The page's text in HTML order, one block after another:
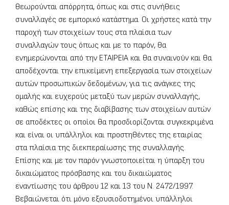
θεωρούνται απόρρητα, όπως και στις συνήθεις
συναλλαγές σε εμπορικό κατάστημα. Οι χρήστες κατά την
παροχή των στοιχείων τους στα πλαίσια των
συναλλαγών τους όπως και με το παρόν, θα
ενημερώνονται από την ΕΤΑΙΡΕΙΑ και θα συναινούν και θα
αποδέχονται την επικείμενη επεξεργασία των στοιχείων
αυτών προσωπικών δεδομένων, για τις ανάγκες της
ομαλής και ευχερούς μεταξύ των μερών συναλλαγής,
καθώς επίσης και της διαβίβασης των στοιχείων αυτών
σε αποδέκτες οι οποίοι θα προσδιορίζονται συγκεκριμένα
και είναι οι υπάλληλοι και προστηθέντες της εταιρίας
στα πλαίσια της διεκπεραίωσης της συναλλαγής.
Επίσης και με τον παρόν γνωστοποιείται η ύπαρξη του
δικαιώματος πρόσβασης και του δικαιώματος
εναντίωσης του άρθρου 12 και 13 του Ν. 2472/1997.
Βεβαιώνεται ότι μόνο εξουσιοδοτημένοι υπάλληλοι